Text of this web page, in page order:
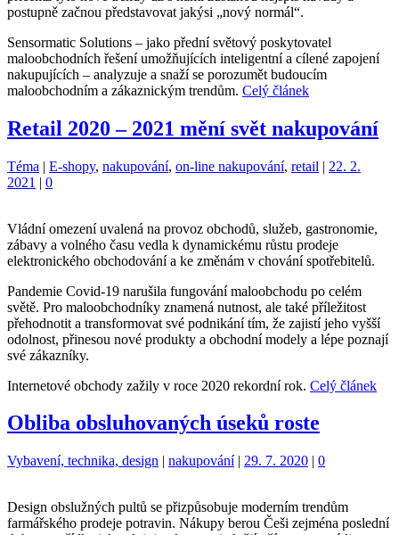
postupně začnou představovat jakýsi „nový normál“.
Sensormatic Solutions – jako přední světový poskytovatel
maloobchodních řešení umožňujících inteligentní a cílené zapojení
nakupujících – analyzuje a snaží se porozumět budoucím
maloobchodním a zákaznickým trendům. Celý článek
Retail 2020 – 2021 mění svět nakupování
Kategorie:
Téma | Štítky:
E-shopy, nakupování, on-line nakupování, retail | 22. 2.
2021 | 0
Vládní omezení uvalená na provoz obchodů, služeb, gastronomie,
zábavy a volného času vedla k dynamickému růstu prodeje
elektronického obchodování a ke změnám v chování spotřebitelů.
Pandemie Covid-19 narušila fungování maloobchodu po celém
světě. Pro maloobchodníky znamená nutnost, ale také příležitost
přehodnotit a transformovat své podnikání tím, že zajistí jeho vyšší
odolnost, přinesou nové produkty a obchodní modely a lépe poznají
své zákazníky.
Internetové obchody zažily v roce 2020 rekordní rok. Celý článek
Obliba obsluhovaných úseků roste
Kategorie:
Vybavení, technika, design | Štítky:
nakupování | 29. 7. 2020 | 0
Design obslužných pultů se přizpůsobuje moderním trendům
farmářského prodeje potravin. Nákupy berou Češi zejména poslední